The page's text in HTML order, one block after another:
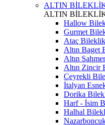
ALTIN
ALTIN
Hallow
Gurmet
Ataç
Altın Baget
Altın
Altın Zincir
Çeyrekli
İtalyan
Dorika
Harf - İsim
Halhal